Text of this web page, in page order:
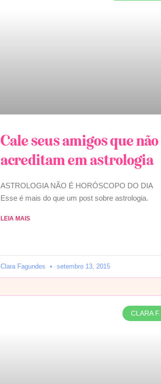
Cale seus amigos que não
acreditam em astrologia
ASTROLOGIA NÃO É HORÓSCOPO DO DIA
Esse é mais do que um post sobre astrologia.
LEIA MAIS
Clara Fagundes setembro 13, 2015
CLARA F.